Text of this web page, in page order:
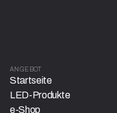
ANGEBOT
Startseite
LED-Produkte
e-Shop